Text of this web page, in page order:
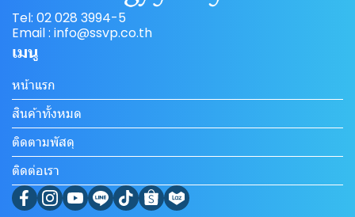
Tel: 02 028 3994-5
Email : info@ssvp.co.th
เมนู
หน้าแรก
สินค้าทั้งหมด
ติดตามพัสดุ
ติดต่อเรา